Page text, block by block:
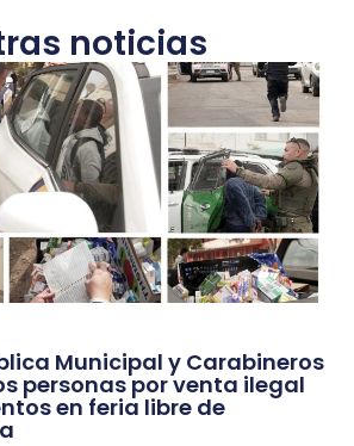
noticias
Municipal y Carabineros
personas por venta ilegal
en feria libre de